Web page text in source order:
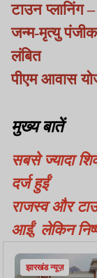
टाउन प्लानिंग
जन्म-मृत्यु
लंबित
पीएम आवास
मुख्य बातें
सबसे ज्यादा
दर्ज हुईं
राजस्व और
आईं, लेकिन
झारखंड न्यूज़